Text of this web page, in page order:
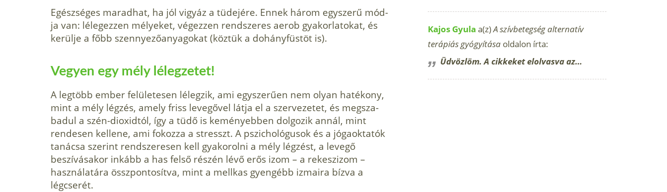
Egészséges maradhat, ha jól vigyáz a tüdejére. Ennek három egyszerű mód­
ja van: lélegezzen mélyeket, végezzen rendszeres aerob gyakorlatokat, és
ke­rülje a főbb szennyezőanyagokat (köz­tük a dohányfüstöt is).
Vegyen egy mély lélegzetet!
A legtöbb ember felületesen lélegzik, ami egyszerűen nem olyan hatékony,
mint a mély légzés, amely friss leve­gővel látja el a szervezetet, és megsza­
badul a szén-dioxidtól, így a tüdő is keményebben dolgozik annál, mint
rendesen kellene, ami fokozza a stresszt. A pszichológusok és a jógaoktatók
tanácsa szerint rendszeresen kell gya­korolni a mély légzést, a levegő
beszívásakor inkább a has felső részén lévő erős izom – a rekeszizom –
használa­tára összpontosítva, mint a mellkas gyengébb izmaira bízva a
légcserét.
Kajos Gyula a(z)A szívbetegség alternatív
terápiás gyógyítása oldalon írta:
Üdvözlöm. A cikkeket elolvasva az…